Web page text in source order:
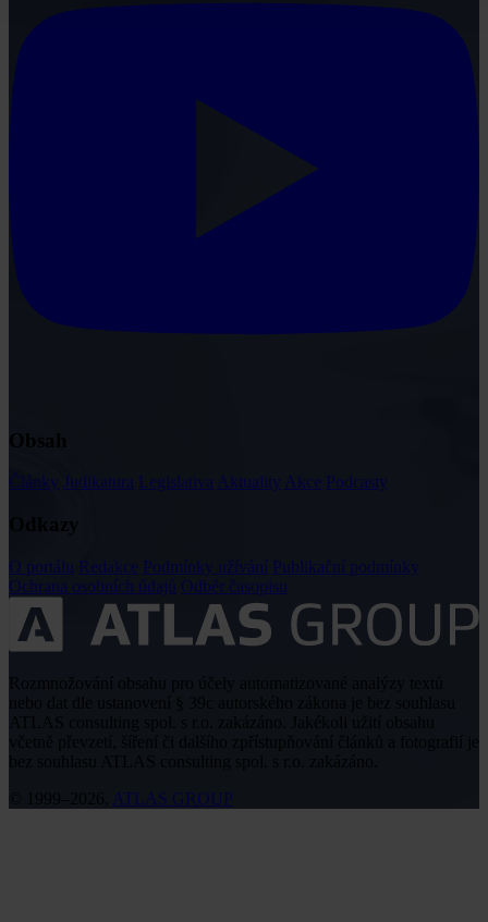
Články Judikatura Legislativa Aktuality Akce Podcasty
O portálu Redakce Podmínky užívání Publikační podmínky
Ochrana osobních údajů Odběr časopisu
včetně převzetí, šíření či dalšího zpřístupňování článků a fotografií je
ATLAS GROUP